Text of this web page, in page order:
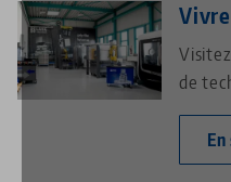
de